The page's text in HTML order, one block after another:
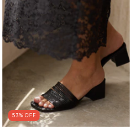
53% OFF